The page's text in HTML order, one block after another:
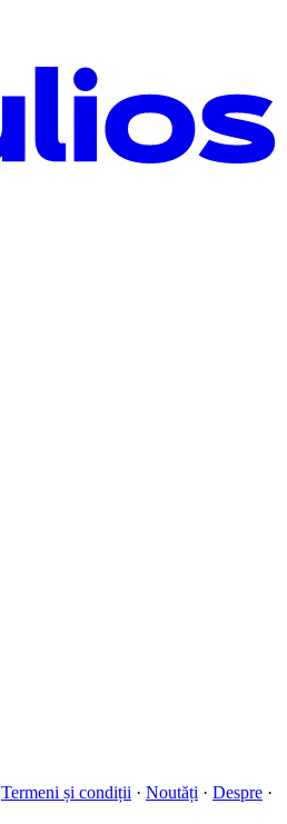
Termeni și condiții · Noutăți · Despre ·